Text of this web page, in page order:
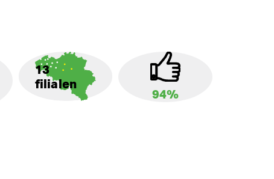
13
filialen
94%